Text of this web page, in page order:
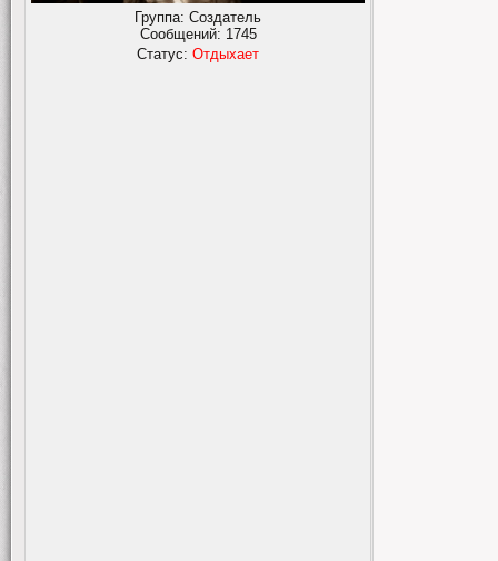
Группа: Создатель
Сообщений: 1745
Статус: Отдыхает